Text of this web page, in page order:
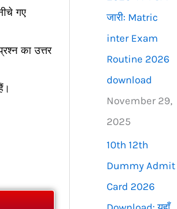
गए
का उत्तर
जारी: Matric
inter Exam
Routine 2026
download
November 29,
2025
10th 12th
Dummy Admit
Card 2026